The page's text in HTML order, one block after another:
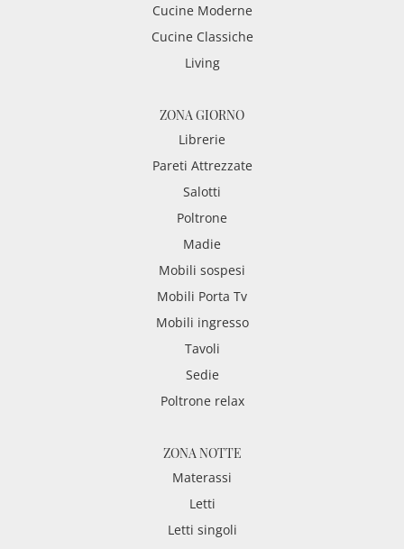
Cucine Moderne
Cucine Classiche
Living
ZONA GIORNO
Librerie
Pareti Attrezzate
Salotti
Poltrone
Madie
Mobili sospesi
Mobili Porta Tv
Mobili ingresso
Tavoli
Sedie
Poltrone relax
ZONA NOTTE
Materassi
Letti
Letti singoli